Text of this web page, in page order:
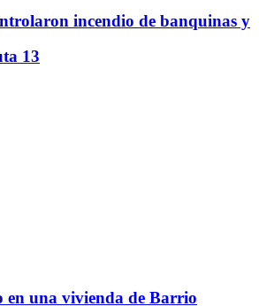
incendio de banquinas y
13
en una vivienda de Barrio